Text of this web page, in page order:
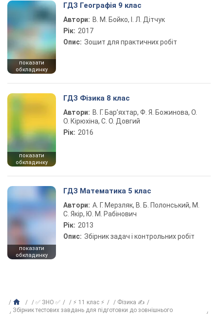
показати
обкладинку
ГДЗ Географія 9 клас
Автори: В. М. Бойко, І. Л. Дітчук
Рік: 2017
Опис: Зошит для практичних робіт
показати
обкладинку
ГДЗ Фізика 8 клас
Автори: В. Г. Бар’яхтар, Ф. Я. Божинова, О.
О. Кірюхіна, С. О. Довгий
Рік: 2016
показати
обкладинку
ГДЗ Математика 5 клас
Автори: А. Г. Мерзляк, В. Б. Полонський, М.
С. Якір, Ю. М. Рабінович
Рік: 2013
Опис: Збірник задач і контрольних робіт
✅ ЗНО ✅ ⚡ 11 клас ⚡
Фізика ✍
Збірник тестових завдань для підготовки до зовнішнього